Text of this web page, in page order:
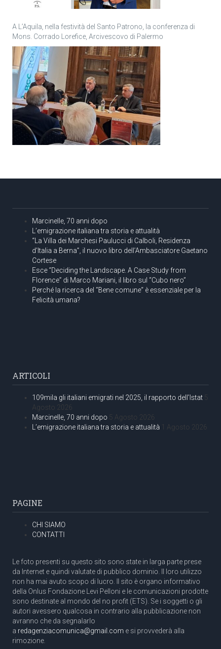
A L’Aquila, nella festività del Santo Patrono, la conferenza di
Mons. Corrado Lorefice, Arcivescovo di Palermo
Marcinelle, 70 anni dopo
L’emigrazione italiana tra storia e attualità
“La Villa dei Marchesi Paulucci di Calboli, Residenza
d’Italia a Berna”, il nuovo libro dell’Ambasciatore Gaetano
Cortese
Esce “Deciding the Landscape. A Case Study from
Florence” di Marco Mariani, il libro sul “Cubo nero”
Perché la ricerca del “Bene comune” è essenziale per la
Felicità umana?
ARTICOLI
109mila gli italiani emigrati nel 2025, il rapporto dell’Istat 5
Agosto 2026
Marcinelle, 70 anni dopo 5 Agosto 2026
L’emigrazione italiana tra storia e attualità 1 Agosto 2026
PAGINE
CHI SIAMO
CONTATTI
Le foto presenti su questo sito sono state in larga parte prese
da Internet e quindi valutate di pubblico dominio. Il loro utilizzo
non ha mai avuto scopo di lucro. Il sito è organo informativo
della Onlus Fondazione Levi Pelloni e le comunicazioni prodotte
sono destinate al mondo del no profit (ETS). Se i soggetti o gli
autori avessero qualcosa in contrario alla pubblicazione non
avranno che da segnalarlo
a redagenziacomunica@gmail.com e si provvederà alla
rimozione.